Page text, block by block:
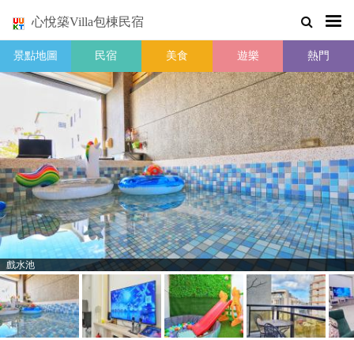
心悅築Villa包棟民宿
景點地圖 民宿 美食 遊樂 熱門
戲水池